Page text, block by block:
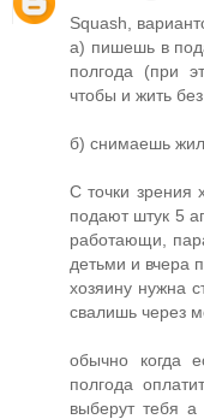
Squash,
а) пишешь в
полгода (при
чтобы и жить
б) снимаешь
С точки зрения
подают штук 5
работающи,
детьми и вчера
хозяину нужна
свалишь через
обычно когда
полгода
выберут тебя